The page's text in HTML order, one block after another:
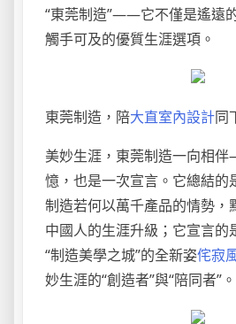
“東莞制造”——它不僅是遙遠
觸手可及的優質生涯選項。
東莞制造，陪大直室內設計同
美妙生涯，東莞制造一向相
憶，也是一次宣言。它總結的
制造若何以萬千產品的情勢，
中國人的生涯升級；它宣言的
“制造美學之城”的全新姿侘寂
妙生涯的“創造者”與“陪同者”。